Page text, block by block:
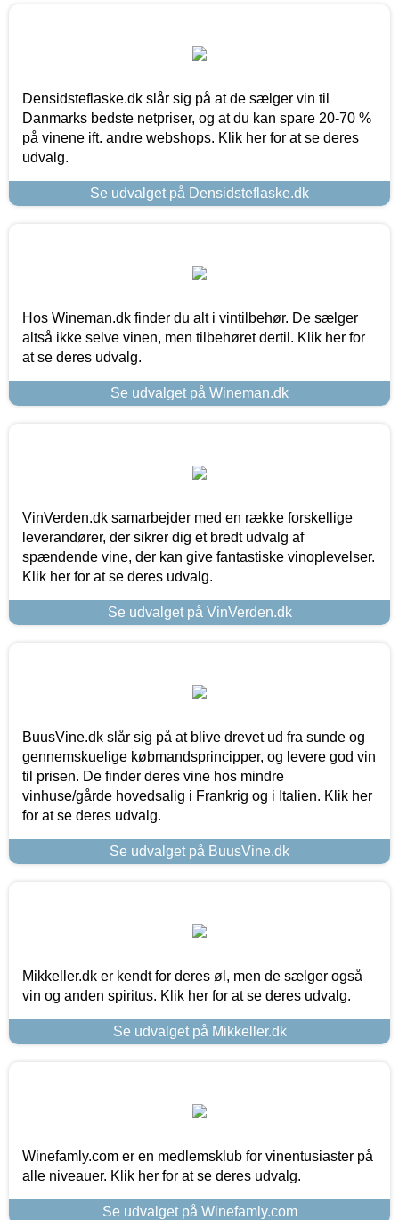
Densidsteflaske.dk slår sig på at de sælger vin til
Danmarks bedste netpriser, og at du kan spare 20-70 %
på vinene ift. andre webshops. Klik her for at se deres
udvalg.
Se udvalget på Densidsteflaske.dk
Hos Wineman.dk finder du alt i vintilbehør. De sælger
altså ikke selve vinen, men tilbehøret dertil. Klik her for
at se deres udvalg.
Se udvalget på Wineman.dk
VinVerden.dk samarbejder med en række forskellige
leverandører, der sikrer dig et bredt udvalg af
spændende vine, der kan give fantastiske vinoplevelser.
Klik her for at se deres udvalg.
Se udvalget på VinVerden.dk
BuusVine.dk slår sig på at blive drevet ud fra sunde og
gennemskuelige købmandsprincipper, og levere god vin
til prisen. De finder deres vine hos mindre
vinhuse/gårde hovedsalig i Frankrig og i Italien. Klik her
for at se deres udvalg.
Se udvalget på BuusVine.dk
Mikkeller.dk er kendt for deres øl, men de sælger også
vin og anden spiritus. Klik her for at se deres udvalg.
Se udvalget på Mikkeller.dk
Winefamly.com er en medlemsklub for vinentusiaster på
alle niveauer. Klik her for at se deres udvalg.
Se udvalget på Winefamly.com